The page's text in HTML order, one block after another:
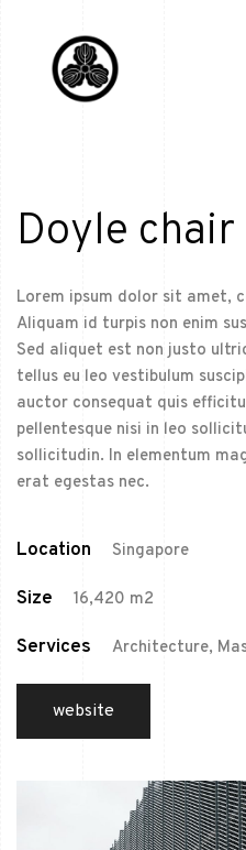
Doyle chair
Lorem ipsum dolor sit amet,
Aliquam id turpis non enim
Sed aliquet est non justo
tellus eu leo vestibulum
auctor consequat quis
pellentesque nisi in leo
sollicitudin. In elementum
erat egestas nec.
Location Singapore
Size 16,420 m2
Services Architecture,
website